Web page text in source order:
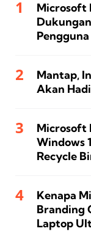
Microsoft
Pengguna
Mantap,
Akan
Microsoft
Windows
Recycle
Kenapa
Branding
Laptop